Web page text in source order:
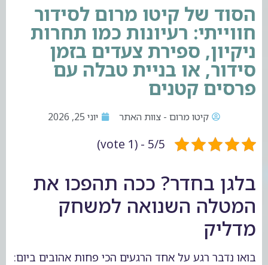
הסוד של קיטו מרום לסידור
חווייתי: רעיונות כמו תחרות
ניקיון, ספירת צעדים בזמן
סידור, או בניית טבלה עם
פרסים קטנים
קיטו מרום - צוות האתר יוני 25, 2026
5/5 - (1 vote)
בלגן בחדר? ככה תהפכו את
המטלה השנואה למשחק
מדליק
בואו נדבר רגע על אחד הרגעים הכי פחות אהובים ביום: